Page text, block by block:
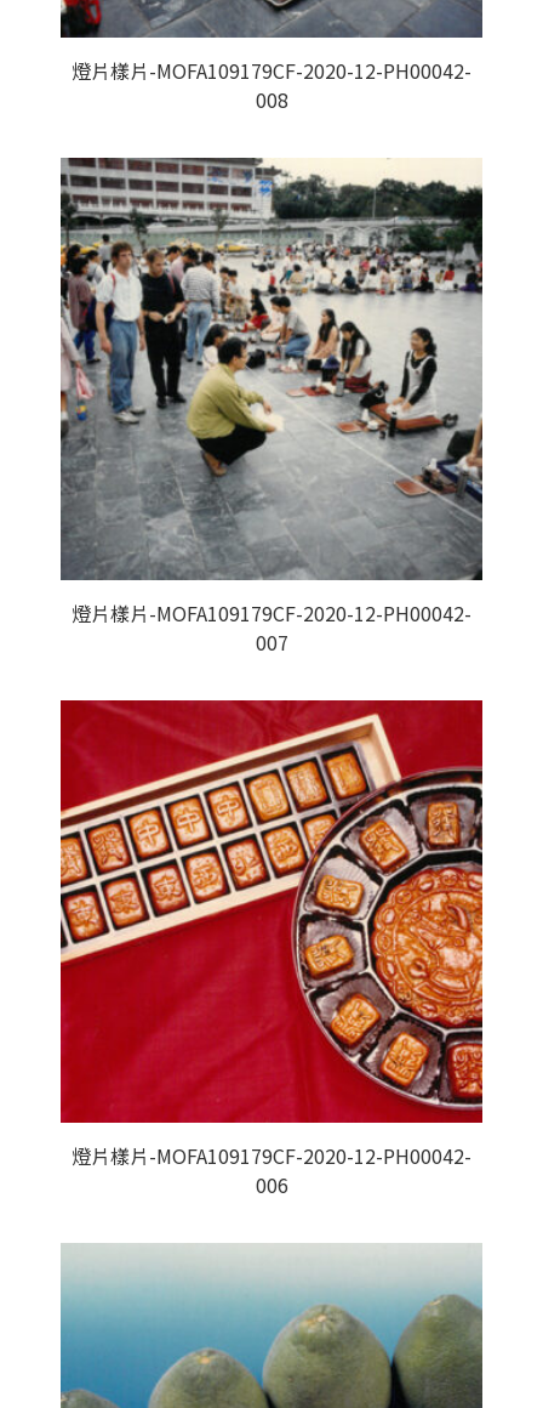
燈片樣片-MOFA109179CF-2020-12-PH00042-
008
燈片樣片-MOFA109179CF-2020-12-PH00042-
007
燈片樣片-MOFA109179CF-2020-12-PH00042-
006